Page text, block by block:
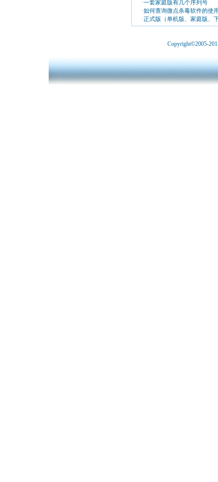
·一套家庭版有几个序列号
·如何查询微点杀毒软件的使
·正式版（单机版、家庭版、
Copyright©2005-